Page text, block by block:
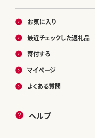
お気に入り
最近チェックした返礼品
寄付する
マイページ
よくある質問
ヘルプ